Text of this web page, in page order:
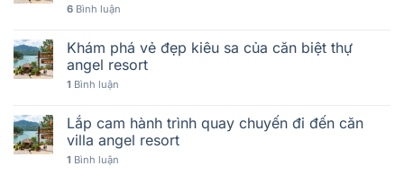
6 Bình luận
Khám phá vẻ đẹp kiêu sa của căn biệt thự
angel resort
1 Bình luận
Lắp cam hành trình quay chuyến đi đến căn
villa angel resort
1 Bình luận